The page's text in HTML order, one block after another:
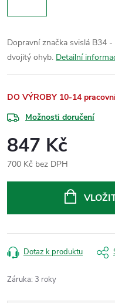
Dopravní značka svislá B34
dvojitý ohyb. Detailní
DO VÝROBY 10-14
Možnosti doručení
847 Kč
700 Kč bez DPH
Dotaz k produktu
Záruka: 3 roky